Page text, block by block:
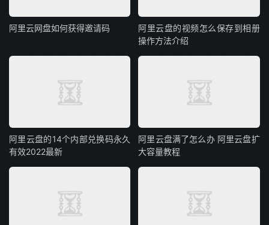
阿里云网盘如何获得邀请码
阿里云盘的视频怎么保存到相册
操作方法介绍
阿里云盘的14个内部兑换码永久
有效2022最新
阿里云盘满了怎么办 阿里云盘扩
大容量教程